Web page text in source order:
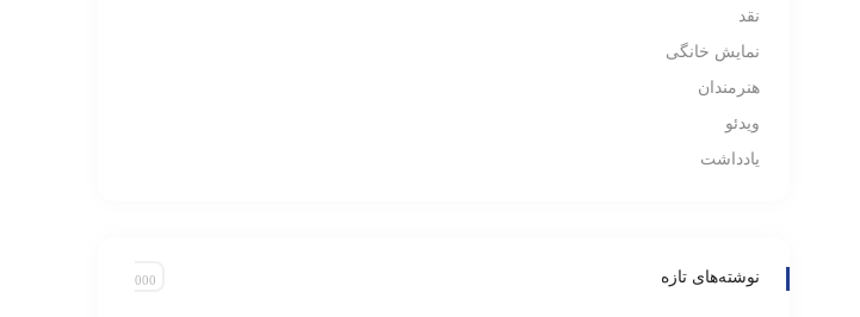
نقد
نمایش خانگی
هنرمندان
ویدئو
یادداشت
نوشته‌های تازه